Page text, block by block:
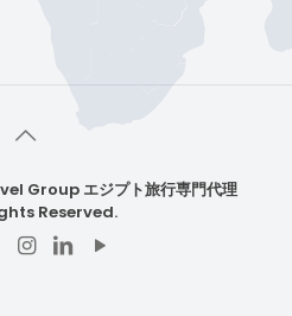
Group エジプト旅行専門代理
Reserved.